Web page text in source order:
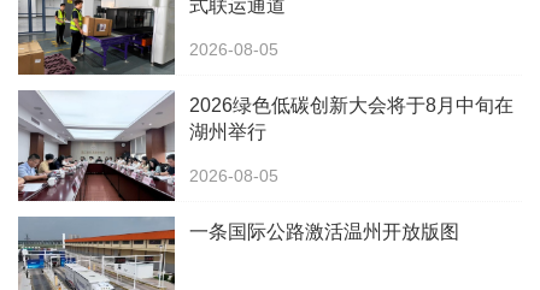
式联运通道
2026-08-05
2026绿色低碳创新大会将于8月中旬在
湖州举行
2026-08-05
一条国际公路激活温州开放版图